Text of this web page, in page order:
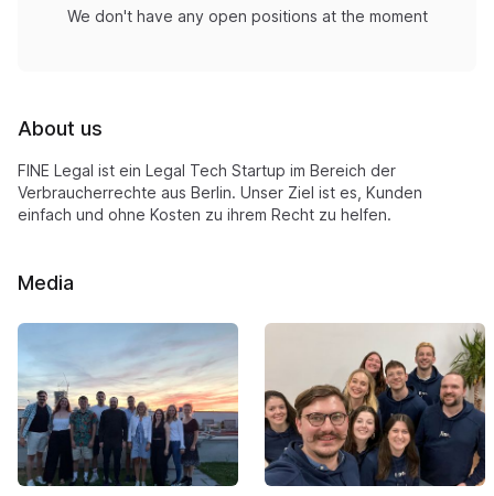
We don't have any open positions at the moment
About us
FINE Legal ist ein Legal Tech Startup im Bereich der
Verbraucherrechte aus Berlin. Unser Ziel ist es, Kunden
einfach und ohne Kosten zu ihrem Recht zu helfen.
Media